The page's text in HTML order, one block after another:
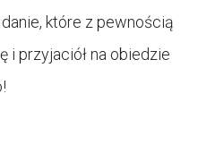
które z pewnością
i przyjaciół na obiedzie